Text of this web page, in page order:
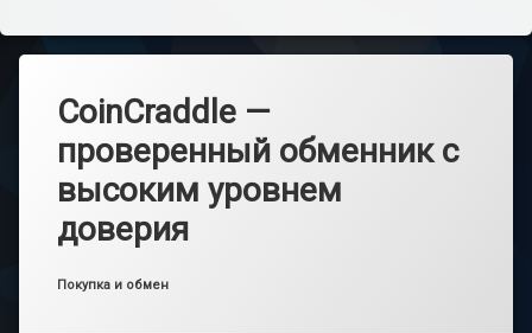
CoinCraddle —
проверенный обменник с
высоким уровнем
доверия
Опубликовано
от main_admin
Рубрики:
Покупка и обмен